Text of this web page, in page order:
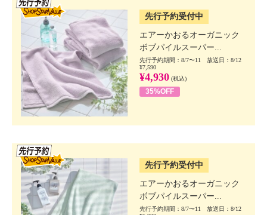
先行予約受付中
エアーかおるオーガニック
ボブパイルスーパー...
先行予約期間：8/7〜11 放送日：8/12
¥7,590
¥4,930 (税込)
35%OFF
先行予約受付中
エアーかおるオーガニック
ボブパイルスーパー...
先行予約期間：8/7〜11 放送日：8/12